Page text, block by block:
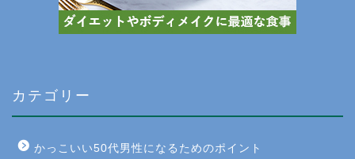
カテゴリー
かっこいい50代男性になるためのポイント